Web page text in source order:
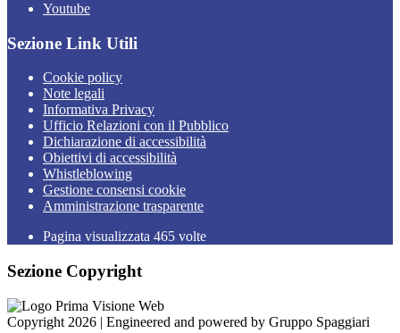
Youtube
Sezione Link Utili
Cookie policy
Note legali
Informativa Privacy
Ufficio Relazioni con il Pubblico
Dichiarazione di accessibilità
Obiettivi di accessibilità
Whistleblowing
Gestione consensi cookie
Amministrazione trasparente
Pagina visualizzata 465 volte
Sezione Copyright
Copyright 2026 | Engineered and powered by Gruppo Spaggiari